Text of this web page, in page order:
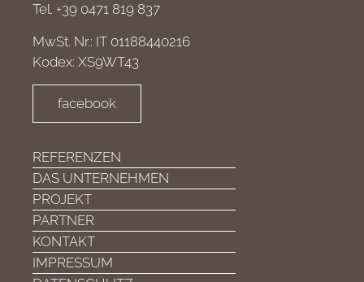
Tel. +39 0471 819 837
MwSt. Nr.: IT 01188440216
Kodex: XS9WT43
facebook
REFERENZEN
DAS UNTERNEHMEN
PROJEKT
PARTNER
KONTAKT
IMPRESSUM